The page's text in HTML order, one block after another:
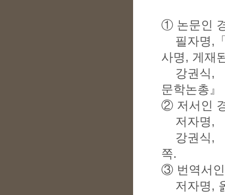
① 논문인
필자명,「
사명, 게재
강권식,
문학논총
② 저서인
저자명,
강권식,
쪽.
③ 번역서
저자명,